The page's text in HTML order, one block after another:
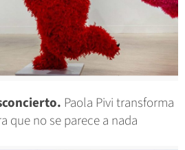
Paola Pivi transforma
que no se parece a nada